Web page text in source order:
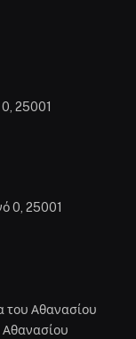
25001
0, 25001
του Αθανασίου
Αθανασίου